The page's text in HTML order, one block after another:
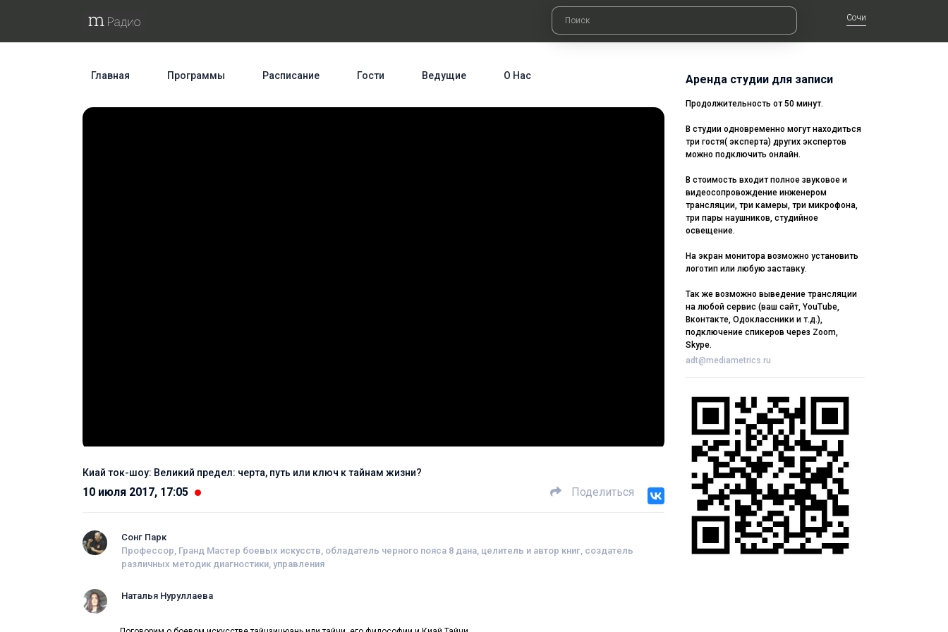
Сочи
Главная Программы Расписание Гости Ведущие О Нас
Киай ток-шоу: Великий предел: черта, путь или ключ к тайнам жизни?
10 июля 2017, 17:05 Поделиться
Сонг Парк
Профессор, Гранд Мастер боевых искусств, обладатель черного пояса 8 дана, целитель и автор книг, создатель
различных методик диагностики, управления
Наталья Нуруллаева
Аренда студии для записи
Продолжительность от 50 минут.
В студии одновременно могут находиться
три гостя( эксперта) других экспертов
можно подключить онлайн.
В стоимость входит полное звуковое и
видеосопровождение инженером
трансляции, три камеры, три микрофона,
три пары наушников, студийное
освещение.
На экран монитора возможно установить
логотип или любую заставку.
Так же возможно выведение трансляции
на любой сервис (ваш сайт, YouTube,
Вконтакте, Одоклассники и т.д.),
подключение спикеров через Zoom,
Skype.
adt@mediametrics.ru